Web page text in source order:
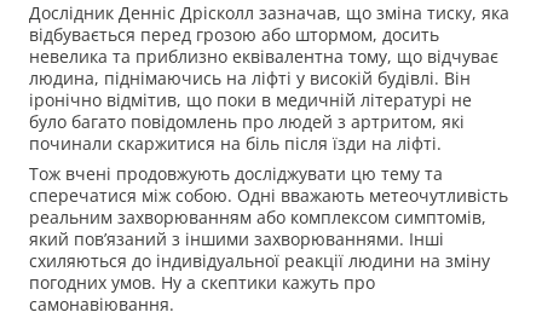
Дослідник Денніс Дрісколл зазначав, що зміна тиску, яка
відбувається перед грозою або штормом, досить
невелика та приблизно еквівалентна тому, що відчуває
людина, піднімаючись на ліфті у високій будівлі. Він
іронічно відмітив, що поки в медичній літературі не
було багато повідомлень про людей з артритом, які
починали скаржитися на біль після їзди на ліфті.
Тож вчені продовжують досліджувати цю тему та
сперечатися між собою. Одні вважають метеочутливість
реальним захворюванням або комплексом симптомів,
який пов’язаний з іншими захворюваннями. Інші
схиляються до індивідуальної реакції людини на зміну
погодних умов. Ну а скептики кажуть про
самонавіювання.